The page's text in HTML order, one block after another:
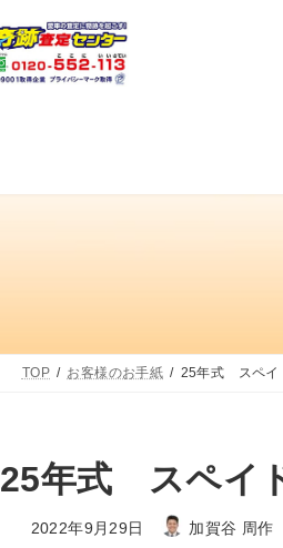
TOP お客様のお手紙 25年式 スペイ
25年式 スペイ
最
2022年9月29日 加賀谷 周作